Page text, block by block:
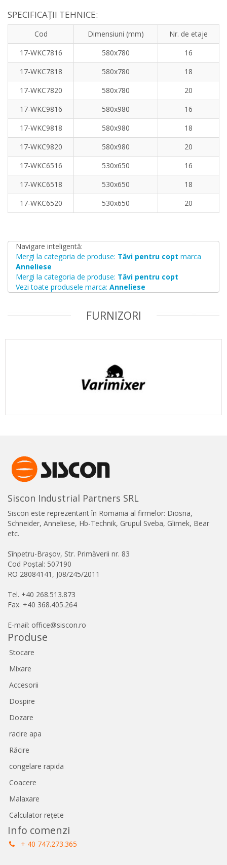
SPECIFICAȚII TEHNICE:
Cod Dimensiuni (mm)
Nr. de etaje
17-WKC7816
580x780
16
17-WKC7818
580x780
18
17-WKC7820
580x780
20
17-WKC9816
580x980
16
17-WKC9818
580x980
18
17-WKC9820
580x980
20
17-WKC6516
530x650
16
17-WKC6518
530x650
18
17-WKC6520
530x650 20
Navigare inteligentă:
Mergi la categoria de produse: Tăvi pentru copt marca
Anneliese
Mergi la categoria de produse: Tăvi pentru copt
Vezi toate produsele marca: Anneliese
FURNIZORI
Siscon Industrial Partners SRL
Siscon este reprezentant în Romania al firmelor: Diosna,
Schneider, Anneliese, Hb-Technik, Grupul Sveba, Glimek, Bear
etc.
Sînpetru-Brașov, Str. Primăverii nr. 83
Cod Poștal: 507190
RO 28084141, J08/245/2011
Tel. +40 268.513.873
Fax. +40 368.405.264
E-mail: office@siscon.ro
Produse
Stocare
Mixare
Accesorii
Dospire
Dozare
racire apa
Răcire
congelare rapida
Coacere
Malaxare
Calculator rețete
Info comenzi
+ 40 747.273.365